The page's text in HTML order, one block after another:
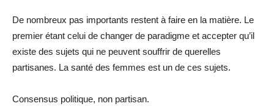
De nombreux pas importants restent à faire en la matière. Le
premier étant celui de changer de paradigme et accepter qu’il
existe des sujets qui ne peuvent souffrir de querelles
partisanes. La santé des femmes est un de ces sujets.
Consensus politique, non partisan.